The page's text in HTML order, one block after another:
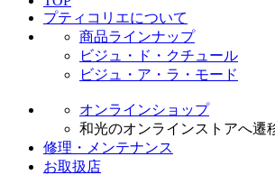
プティコリエについて
商品ラインナップ
ビジュ・ド・クチュール
ビジュ・ア・ラ・モード
オンラインショップ
和光のオンラインストアへ遷
修理・メンテナンス
お取扱店